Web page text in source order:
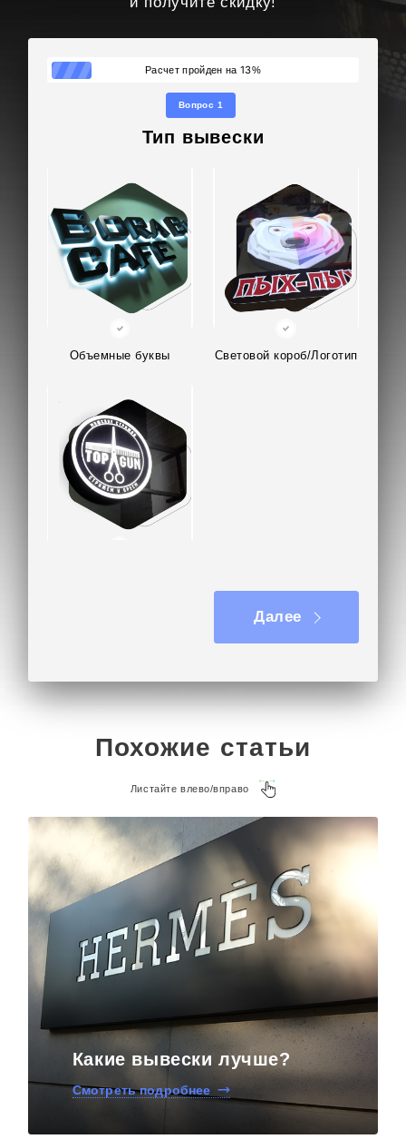
Расчет пройден на 13%
Вопрос 1
Тип вывески
Объемные буквы Световой короб/Логотип
Далее
Похожие статьи
Листайте влево/вправо
Какие вывески лучше?
Смотреть подробнее